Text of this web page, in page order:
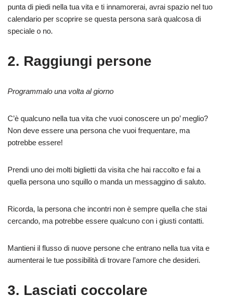
punta di piedi nella tua vita e ti innamorerai, avrai spazio nel tuo
calendario per scoprire se questa persona sarà qualcosa di
speciale o no.
2. Raggiungi persone
Programmalo una volta al giorno
C’è qualcuno nella tua vita che vuoi conoscere un po’ meglio?
Non deve essere una persona che vuoi frequentare, ma
potrebbe essere!
Prendi uno dei molti biglietti da visita che hai raccolto e fai a
quella persona uno squillo o manda un messaggino di saluto.
Ricorda, la persona che incontri non è sempre quella che stai
cercando, ma potrebbe essere qualcuno con i giusti contatti.
Mantieni il flusso di nuove persone che entrano nella tua vita e
aumenterai le tue possibilità di trovare l’amore che desideri.
3. Lasciati coccolare